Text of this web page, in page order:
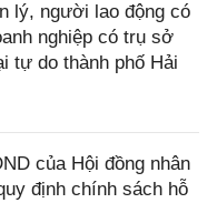
lý, người lao động có
nghiệp có trụ sở
tự do thành phố Hải
của Hội đồng nhân
định chính sách hỗ